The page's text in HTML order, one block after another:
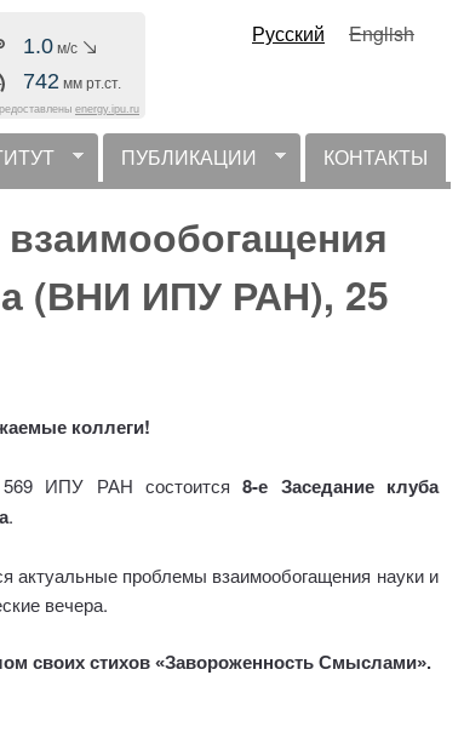
1.0 м/с
742 мм рт.ст.
energy.ipu.ru
Русский English
ПУБЛИКАЦИИ КОНТАКТЫ
(ВНИ ИПУ РАН), 25
коллеги!
ИПУ РАН состоится 8-е Заседание клуба
.
проблемы взаимообогащения науки и
вечера.
своих стихов «Завороженность Смыслами».